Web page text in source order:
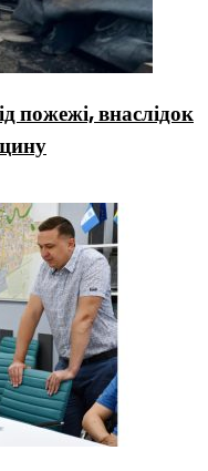
пожежі, внаслідок